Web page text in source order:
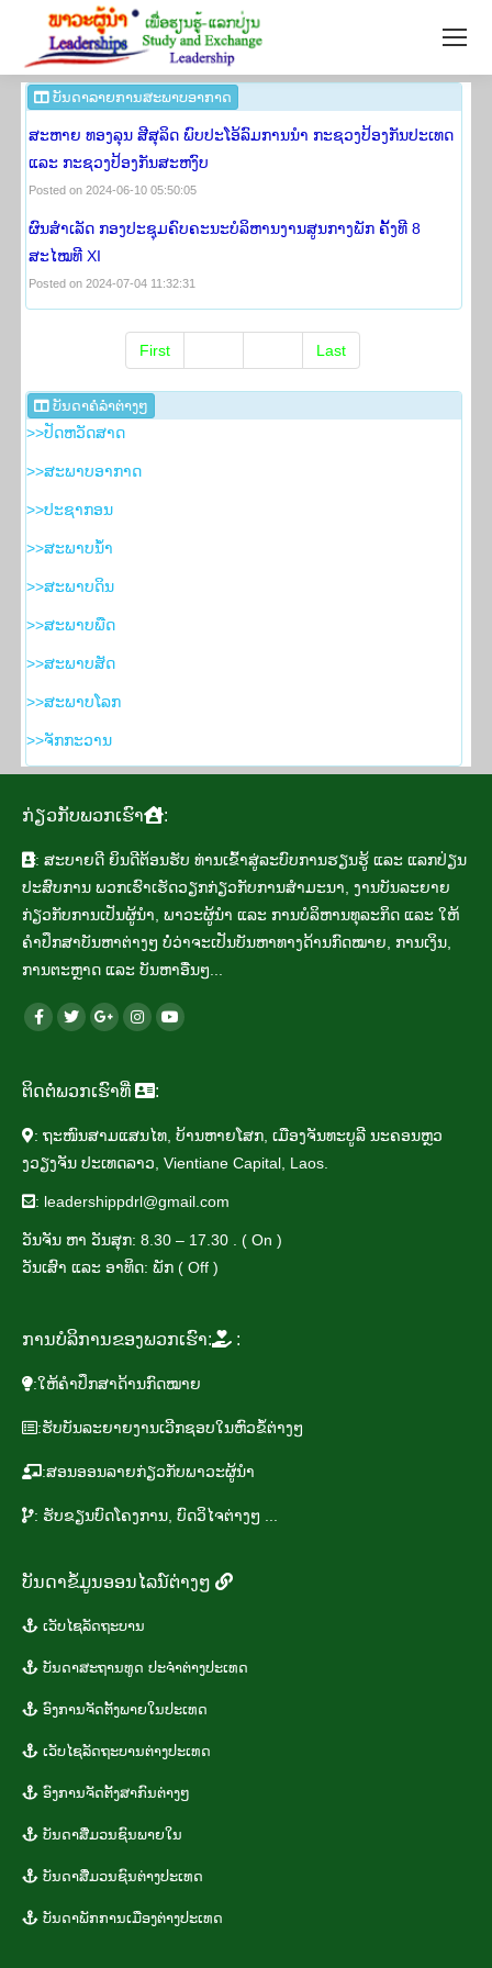
ບັນ​ດາ​ລາຍ​ການ ​ສະ​ພາບ​ອາ​ກາດ
ສະຫາຍ ທອງລຸນ ສີສຸລິດ ພົບປະໂອ້ລົມການນຳ ກະຊວງປ້ອງກັນປະເທດ
ແລະ ກະຊວງປ້ອງກັນສະຫງົບ
Posted on 2024-06-10 05:50:05
ຜົນສໍາເລັດ ກອງປະຊຸມຄົບຄະນະບໍລິຫານງານສູນກາງພັກ ຄັ້ງທີ 8
ສະໄໝທີ XI
Posted on 2024-07-04 11:32:31
First Last
ບັນ​ດາ​ຄໍ​ລຳ​​ຕ່າງໆ
>>ປັດ​ຫວັດ​ສາດ
>>​ສະ​ພາບ​ອາ​ກາດ
>>​ປະ​ຊາ​ກອນ
>>​ສະ​ພາບ​ນ້ຳ
>>​ສະ​ພາບ​ດິນ
>>​ສະ​ພາບ​ພືດ
>>​ສະ​ພາບ​ສັດ
>>​ສະ​ພາບ​ໂລກ
>>​ຈັກ​ກະ​ວານ
ກ່ຽວ​ກັບ​ພວກ​ເຮົາ :
: ສະ​ບາຍ​ດີ ຍິນ​ດີ​ຕ້ອນ​ຮັບ​ ທ່ານ​ເຂົ້າ​ສູ່ລະ​ບົບ​ການ​ຮຽນ​ຮູ້ ແລະ ແລກ​ປ່ຽນ​
ປະ​ສົບ​ການ ພວກ​ເຮົາ​ເຮັດ​ວຽກ​ກ່ຽວ​ກັບ​ການ​ສຳ​ມະ​ນາ, ງານ​ບັນ​ລະ​ຍາຍ
ກ່ຽວ​ກັບ​ການ​ເປັນ​ຜູ້​ນຳ, ພາ​ວະ​ຜູ້​ນຳ ແລະ ການ​ບໍ​ລິ​ຫານ​ທຸ​ລະ​ກິດ ແລະ ໃຫ້​
ຄຳ​ປຶກ​ສາ​ບັນ​ຫາ​ຕ່າງໆ ບໍ່​ວ່າ​ຈະ​ເປັນ​ບັນ​ຫາ​ທາງ​ດ້ານ​ກົດ​ໝາຍ, ການ​ເງິນ,
ການ​ຕະຫຼາດ ແລະ ບັນ​ຫາ​ອື່ນໆ...
​ຕິດ​ຕາມ​ພວກ​ເຮົາ​ທາງ​ສື່​ສັງ​ຄົມ​ອອນ​ໄລ​ນ໌ ໄດ້​ທີ່:
Facebook
opens
new
window
Twitter
opens
new
window
Google+
opens
new
window
Instagram
opens
new
window
Youtube
new
window
ຕິດ​ຕໍ່​ພວກ​ເຮົາ​ທີ່ :
: ຖະ​ໜົນ​ສາມ​ແສນ​ໄທ, ບ້ານ​ຫາຍ​ໂສກ, ເມືອງ​ຈັນ​ທະ​ບູ​ລີ ນະ​ຄອນຫຼວ​
ງວຽງ​ຈັນ ປະ​ເທດ​ລາວ, Vientiane Capital, Laos.
: leadershippdrl@gmail.com
ວັນ​ຈັນ ຫາ ວັນ​ສຸກ: 8.30 – 17.30 . ( On )
​​ວັນເສົາ ແລະ ອາ​ທິດ: ​ພັກ ( Off )
ການ​ບໍ​ລິ​ການ​ຂອງ​ພວກ​ເຮົາ: :
:ໃຫ້​ຄຳ​ປຶກ​ສາ​ດ້ານ​ກົດ​ໝາຍ
:ຮັບ​ບັນ​ລະ​ຍາຍ​ງານ​ເວີກ​ຊອບໃນ​ຫົວ​ຂໍ້​ຕ່າງໆ
:ສອນ​ອອນ​ລາຍ​ກ່ຽວ​ກັບ​ພາ​ວະ​ຜູ້​ນຳ
: ຮັບ​ຂຽນ​ບົດ​ໂຄງ​ການ, ບົດ​ວິ​ໄຈຕ່າງໆ ...
ບັນ​ດາ​ຂໍ້​ມູນ​ອອນ​ໄລ​ນ໌​ຕ່າງໆ
ເວັບ​ໄຊ​ລັດ​ຖະ​ບານ
​ບັນ​ດາ​ສະ​ຖານ​ທູ​ດ​ ປະ​ຈຳ​ຕ່າງ​ປະ​ເທດ
ອົງ​ການ​ຈັດ​ຕັ້ງ​ພາຍ​ໃນ​ປະ​ເທດ
​ເວັ​ບ​ໄຊ​ລັດ​ຖະ​ບານ​ຕ່າງ​ປະ​ເທດ
ອົງ​ການ​ຈັດ​ຕັ້ງ​ສາ​ກົນ​ຕ່າງໆ
ບັນ​ດາ​ສື່ມວນ​ຊົນ​ພາຍ​ໃນ
​ບັນ​ດາ​ສື່ມວນ​ຊົນ​ຕ່າງ​ປະ​ເທດ
ບັນ​ດາ​ພັກ​ການ​ເມືອງ​ຕ່າງ​ປະ​ເທດ